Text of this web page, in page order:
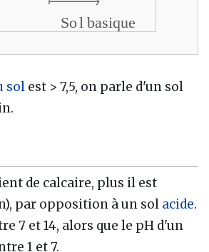
sol est > 7,5, on parle d'un sol
de calcaire, plus il est
par opposition à un sol acide.
7 et 14, alors que le pH d'un
1 et 7.